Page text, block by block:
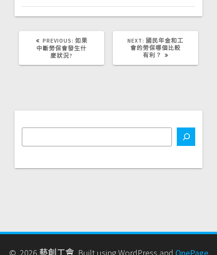
PREVIOUS: PREVIOUS
POST:
如果
中斷勞保會發生什
麼狀況?
NEXT: NEXT
POST:
國民年金和工
會的勞保哪個比較
有利？
© 2026 藝創工會. Built using WordPress and OnePage